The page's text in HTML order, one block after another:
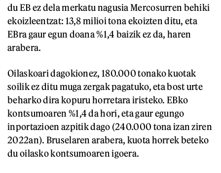
du EB ez dela merkatu nagusia Mercosurren behiki
ekoizleentzat: 13,8 milioi tona ekoizten ditu, eta
EBra gaur egun doana %1,4 baizik ez da, haren
arabera.
Oilaskoari dagokionez, 180.000 tonako kuotak
soilik ez ditu muga zergak pagatuko, eta bost urte
beharko dira kopuru horretara iristeko. EBko
kontsumoaren %1,4 da hori, eta gaur egungo
inportazioen azpitik dago (240.000 tona izan ziren
2022an). Bruselaren arabera, kuota horrek beteko
du oilasko kontsumoaren igoera.